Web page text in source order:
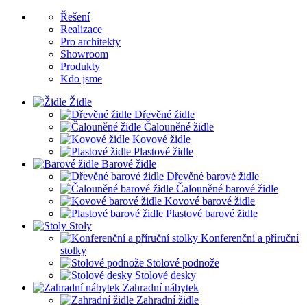
Řešení
Realizace
Pro architekty
Showroom
Produkty
Kdo jsme
Židle
Dřevěné židle
Čalouněné židle
Kovové židle
Plastové židle
Barové židle
Dřevěné barové židle
Čalouněné barové židle
Kovové barové židle
Plastové barové židle
Stoly
Konferenční a příruční
stolky
Stolové podnože
Stolové desky
Zahradní nábytek
Zahradní židle